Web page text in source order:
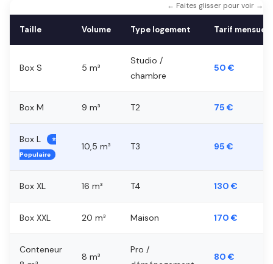
← Faites glisser pour voir →
Taille Volume Type logement Tarif mensuel
Box S 5 m³
Studio /
chambre
50 €
Box M 9 m³ T2 75 €
Box L
⭐
Populaire
10,5 m³ T3 95 €
Box XL 16 m³ T4 130 €
Box XXL 20 m³ Maison 170 €
Conteneur
8 m³
Pro /
80 €